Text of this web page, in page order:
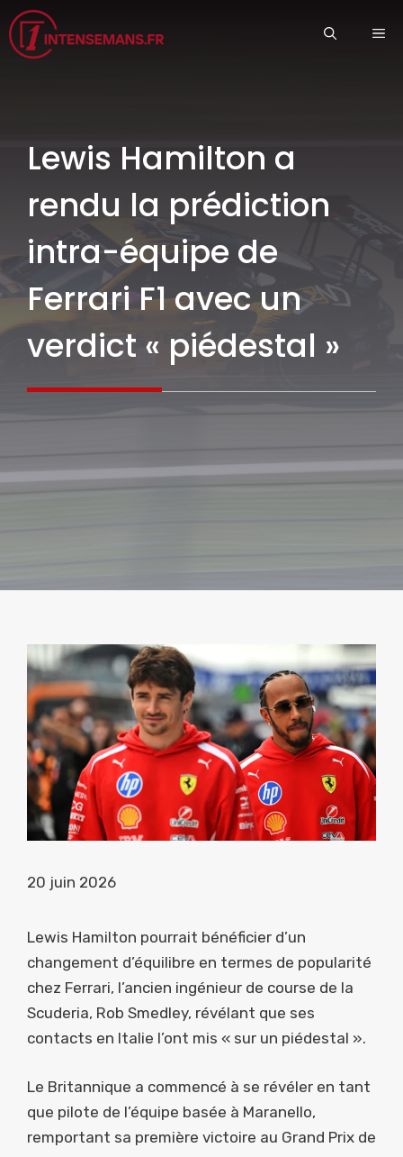
Aller
au
contenu
Lewis Hamilton a
rendu la prédiction
intra-équipe de
Ferrari F1 avec un
verdict « piédestal »
20 juin 2026
Lewis Hamilton pourrait bénéficier d’un
changement d’équilibre en termes de popularité
chez Ferrari, l’ancien ingénieur de course de la
Scuderia, Rob Smedley, révélant que ses
contacts en Italie l’ont mis « sur un piédestal ».
Le Britannique a commencé à se révéler en tant
que pilote de l’équipe basée à Maranello,
remportant sa première victoire au Grand Prix de